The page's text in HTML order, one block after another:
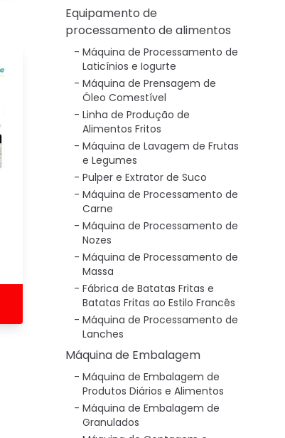
Equipamento de
processamento de alimentos
Máquina de Processamento de
Laticínios e Iogurte
Máquina de Prensagem de
Óleo Comestível
Linha de Produção de
Alimentos Fritos
Máquina de Lavagem de Frutas
e Legumes
Pulper e Extrator de Suco
Máquina de Processamento de
Carne
Máquina de Processamento de
Nozes
Máquina de Processamento de
Massa
Fábrica de Batatas Fritas e
Batatas Fritas ao Estilo Francês
Máquina de Processamento de
Lanches
Máquina de Embalagem
Máquina de Embalagem de
Produtos Diários e Alimentos
Máquina de Embalagem de
Granulados